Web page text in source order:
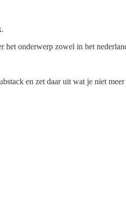
onderwerp zowel in het
en zet daar uit wat je niet